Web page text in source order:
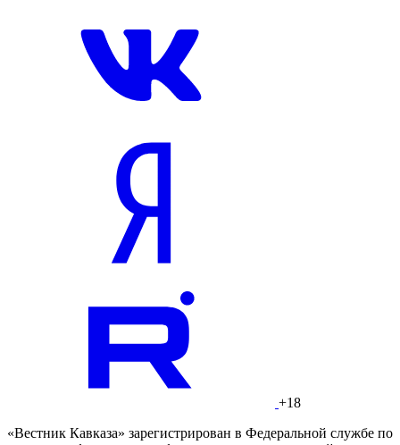
+18
«Вестник Кавказа» зарегистрирован в Федеральной службе по